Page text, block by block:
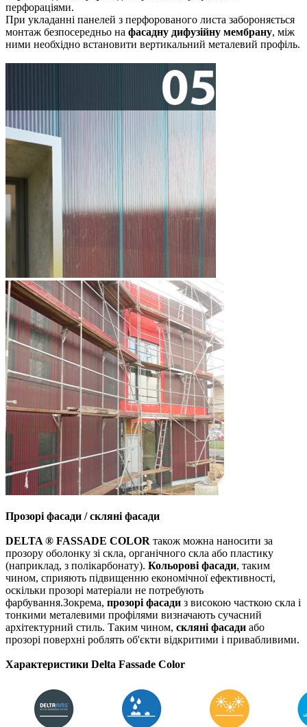
перфораціями.
При укладанні панелей з перфорованого листа забороняється
монтаж безпосередньо на фасадну дифузійну мембрану, між
ними необхідно встановити вертикальний металевий профіль.
Прозорі фасади / скляні фасади
DELTA ® FASSADE COLOR також можна наносити за
прозору оболонку зі скла, органічного скла або пластику
(наприклад, з полікарбонату). Кольорові фасади, таким
чином, сприяють підвищенню економічної ефективності,
оскільки прозорі матеріали не потребують
фарбування.Зокрема, прозорі фасади з високою часткою скла і
тонкими металевими профілями визначають сучасний
архітектурний стиль. Таким чином, скляні фасади або
прозорі поверхні роблять об'єкти відкритими і привабливими.
Характеристики Delta Fassade Color